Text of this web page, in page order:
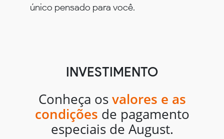
único pensado para você.
INVESTIMENTO
Conheça os valores e as
condições de pagamento
especiais de August.